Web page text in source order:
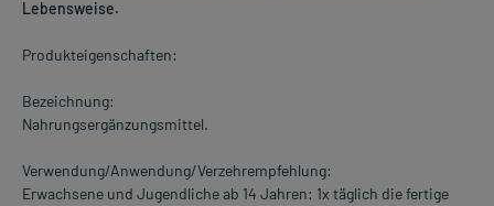
Lebensweise.
Produkteigenschaften:
Bezeichnung:
Nahrungsergänzungsmittel.
Verwendung/Anwendung/Verzehrempfehlung:
Erwachsene und Jugendliche ab 14 Jahren: 1x täglich die fertige